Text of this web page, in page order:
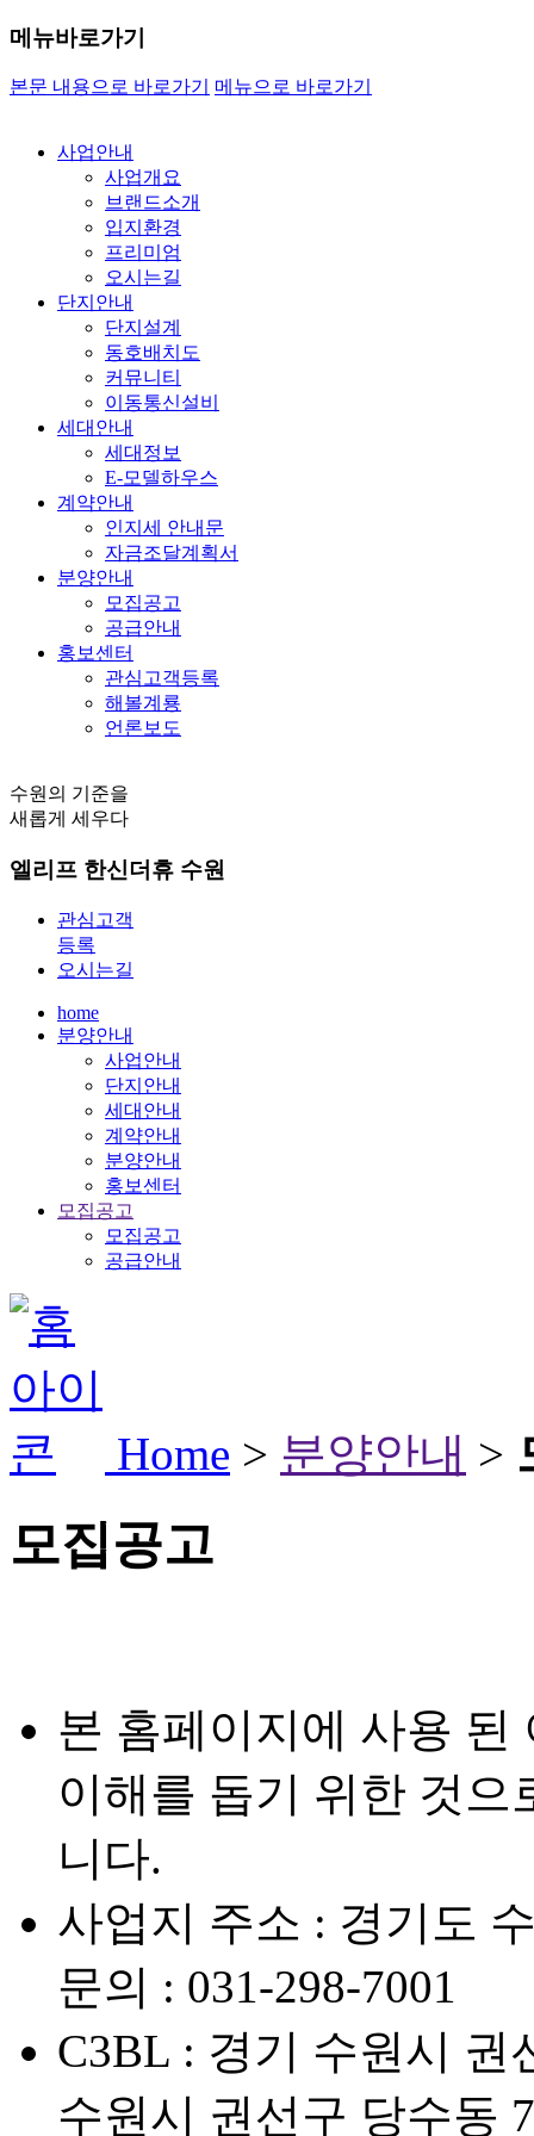
메뉴바로가기
본문 내용으로 바로가기 메뉴으로 바로가기
사업안내
사업개요
브랜드소개
입지환경
프리미엄
오시는길
단지안내
단지설계
동호배치도
커뮤니티
이동통신설비
세대안내
세대정보
E-모델하우스
계약안내
인지세 안내문
자금조달계획서
분양안내
모집공고
공급안내
홍보센터
관심고객등록
해볼계룡
언론보도
수원의 기준을
새롭게 세우다
엘리프 한신더휴 수원
관심고객
등록
오시는길
home
분양안내
사업안내
단지안내
세대안내
계약안내
분양안내
홍보센터
모집공고
모집공고
공급안내
Home > 분양안내 >
모집공고
본 홈페이지에 사용 된
이해를 돕기 위한 것으
니다.
사업지 주소 : 경기도
문의 : 031-298-7001
C3BL : 경기 수원시 권
수원시 권선구 당수동